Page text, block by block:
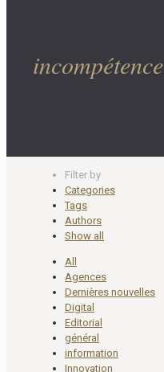
incompétence
Filter by
Categories
Tags
Authors
Show all
All
Agences
Dernières nouvelles
Digital
Editorial
général
information
Innovation